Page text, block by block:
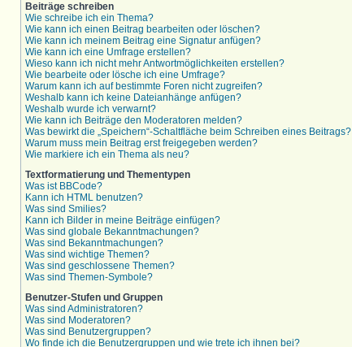
Beiträge schreiben
Wie schreibe ich ein Thema?
Wie kann ich einen Beitrag bearbeiten oder löschen?
Wie kann ich meinem Beitrag eine Signatur anfügen?
Wie kann ich eine Umfrage erstellen?
Wieso kann ich nicht mehr Antwortmöglichkeiten erstellen?
Wie bearbeite oder lösche ich eine Umfrage?
Warum kann ich auf bestimmte Foren nicht zugreifen?
Weshalb kann ich keine Dateianhänge anfügen?
Weshalb wurde ich verwarnt?
Wie kann ich Beiträge den Moderatoren melden?
Was bewirkt die „Speichern“-Schaltfläche beim Schreiben eines Beitrags?
Warum muss mein Beitrag erst freigegeben werden?
Wie markiere ich ein Thema als neu?
Textformatierung und Thementypen
Was ist BBCode?
Kann ich HTML benutzen?
Was sind Smilies?
Kann ich Bilder in meine Beiträge einfügen?
Was sind globale Bekanntmachungen?
Was sind Bekanntmachungen?
Was sind wichtige Themen?
Was sind geschlossene Themen?
Was sind Themen-Symbole?
Benutzer-Stufen und Gruppen
Was sind Administratoren?
Was sind Moderatoren?
Was sind Benutzergruppen?
Wo finde ich die Benutzergruppen und wie trete ich ihnen bei?